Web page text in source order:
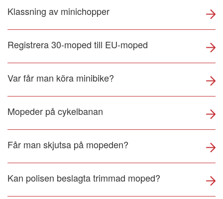
Klassning av minichopper
Registrera 30-moped till EU-moped
Var får man köra minibike?
Mopeder på cykelbanan
Får man skjutsa på mopeden?
Kan polisen beslagta trimmad moped?